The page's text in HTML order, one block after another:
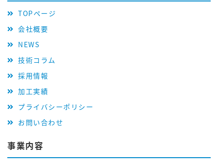
TOPページ
会社概要
NEWS
技術コラム
採用情報
加工実績
プライバシーポリシー
お問い合わせ
事業内容